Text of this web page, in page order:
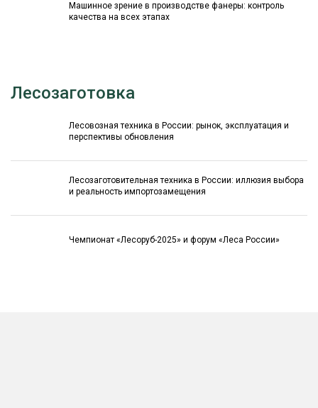
Машинное зрение в производстве фанеры: контроль
качества на всех этапах
Лесозаготовка
Лесовозная техника в России: рынок, эксплуатация и
перспективы обновления
Лесозаготовительная техника в России: иллюзия выбора
и реальность импортозамещения
Чемпионат «Лесоруб-2025» и форум «Леса России»